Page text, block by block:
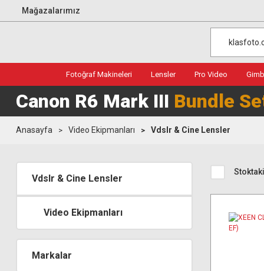
Mağazalarımız
Fotoğraf Makineleri Lensler Pro Video
Canon R6 Mark III Bundle
Anasayfa Video Ekipmanları Vdslr & Cine Lensler
Vdslr & Cine Lensler
Video Ekipmanları
Markalar